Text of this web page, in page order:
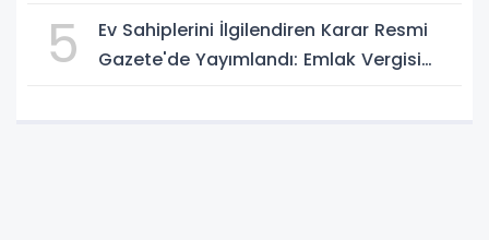
5
Ev Sahiplerini İlgilendiren Karar Resmi
Gazete'de Yayımlandı: Emlak Vergisi